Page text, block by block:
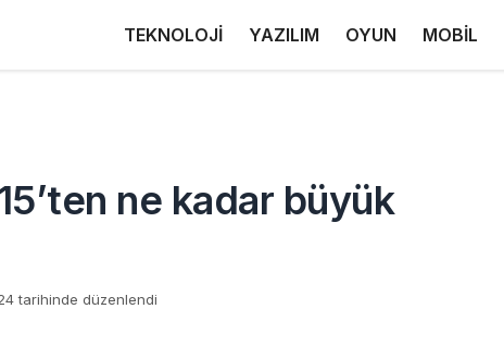
TEKNOLOJİ YAZILIM OYUN MOBİL
ne kadar büyük
tarihinde düzenlendi